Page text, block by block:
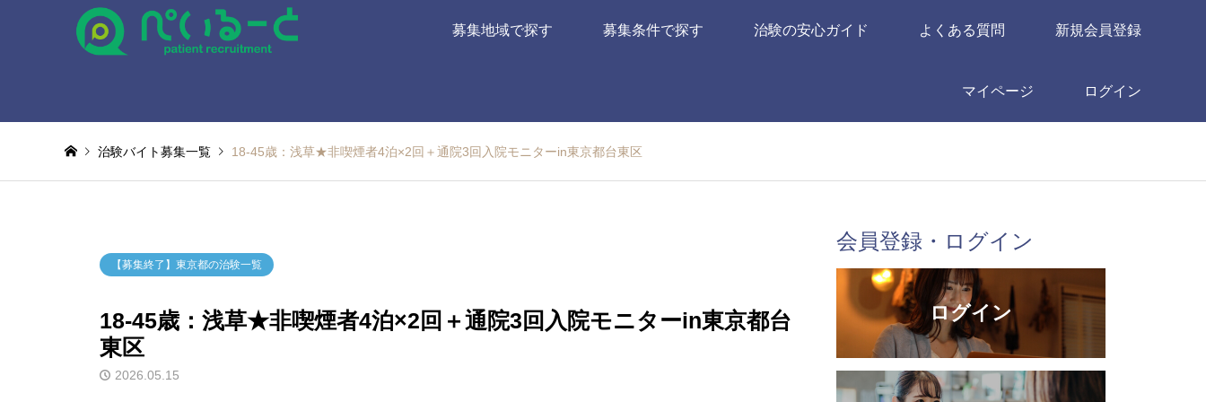
募集地域で探す 募集条件で探す 治験の安心ガイド よくある質問 新規会員登録
マイページ ログイン
治験バイト募集一覧 18-45歳：浅草★非喫煙者4泊×2回＋通院3回入院モニターin東京都台東区
【募集終了】東京都の治験一覧
18-45歳：浅草★非喫煙者4泊×2回＋通院3回入院モニターin東京都台
東区
2026.05.15
会員登録・ログイン
ログイン